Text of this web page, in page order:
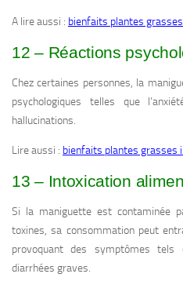
A lire aussi : bienfaits plantes
12 – Réactions
Chez certaines personnes, la
psychologiques telles que
hallucinations.
Lire aussi : bienfaits plantes grasses
13 – Intoxication
Si la maniguette est contaminée
toxines, sa consommation peut
provoquant des symptômes
diarrhées graves.